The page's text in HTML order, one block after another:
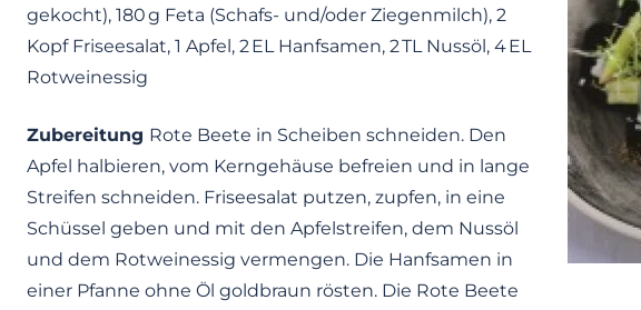
gekocht), 180 g Feta (Schafs- und/oder Ziegenmilch), 2
Kopf Friseesalat, 1 Apfel, 2 EL Hanfsamen, 2 TL Nussöl, 4 EL
Rotweinessig
Zubereitung Rote Beete in Scheiben schneiden. Den
Apfel halbieren, vom Kerngehäuse befreien und in lange
Streifen schneiden. Friseesalat putzen, zupfen, in eine
Schüssel geben und mit den Apfelstreifen, dem Nussöl
und dem Rotweinessig vermengen. Die Hanfsamen in
einer Pfanne ohne Öl goldbraun rösten. Die Rote Beete